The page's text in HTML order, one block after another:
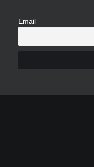
Email